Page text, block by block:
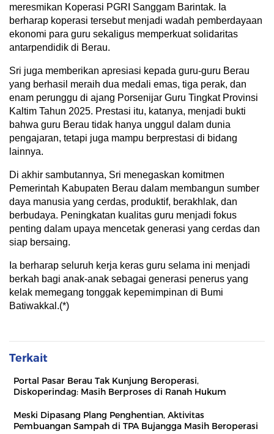
meresmikan Koperasi PGRI Sanggam Barintak. Ia
berharap koperasi tersebut menjadi wadah pemberdayaan
ekonomi para guru sekaligus memperkuat solidaritas
antarpendidik di Berau.
Sri juga memberikan apresiasi kepada guru-guru Berau
yang berhasil meraih dua medali emas, tiga perak, dan
enam perunggu di ajang Porsenijar Guru Tingkat Provinsi
Kaltim Tahun 2025. Prestasi itu, katanya, menjadi bukti
bahwa guru Berau tidak hanya unggul dalam dunia
pengajaran, tetapi juga mampu berprestasi di bidang
lainnya.
Di akhir sambutannya, Sri menegaskan komitmen
Pemerintah Kabupaten Berau dalam membangun sumber
daya manusia yang cerdas, produktif, berakhlak, dan
berbudaya. Peningkatan kualitas guru menjadi fokus
penting dalam upaya mencetak generasi yang cerdas dan
siap bersaing.
Ia berharap seluruh kerja keras guru selama ini menjadi
berkah bagi anak-anak sebagai generasi penerus yang
kelak memegang tonggak kepemimpinan di Bumi
Batiwakkal.(*)
Terkait
Portal Pasar Berau Tak Kunjung Beroperasi,
Diskoperindag: Masih Berproses di Ranah Hukum
Meski Dipasang Plang Penghentian, Aktivitas
Pembuangan Sampah di TPA Bujangga Masih Beroperasi